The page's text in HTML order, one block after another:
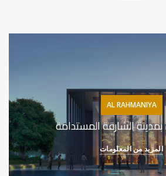
AL RAHMANIYA
الشارقة المستدامة
المزيد من المعلومات